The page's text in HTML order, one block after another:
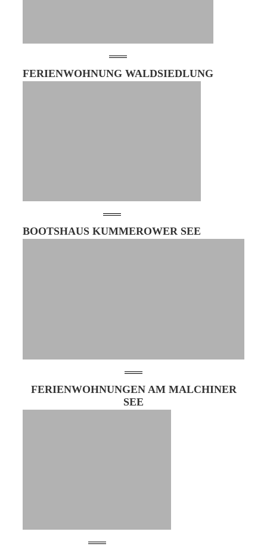
FERIENWOHNUNG WALDSIEDLUNG
BOOTSHAUS KUMMEROWER SEE
FERIENWOHNUNGEN AM MALCHINER
SEE